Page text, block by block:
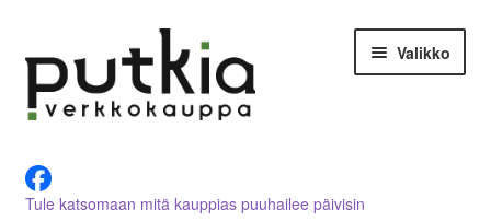
navigointiin
sisältöön
Valikko
Tietoja meistä
Tule katsomaan mitä kauppias puuhailee päivisin